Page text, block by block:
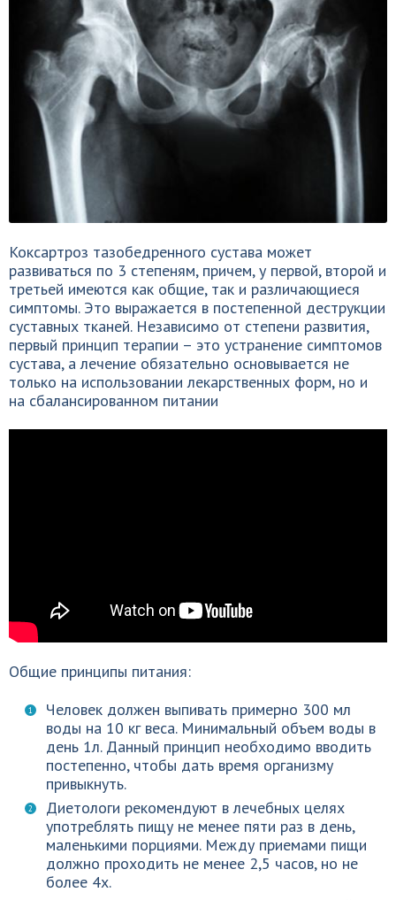
Коксартроз тазобедренного сустава может
развиваться по 3 степеням, причем, у первой, второй и
третьей имеются как общие, так и различающиеся
симптомы. Это выражается в постепенной деструкции
суставных тканей. Независимо от степени развития,
первый принцип терапии – это устранение симптомов
сустава, а лечение обязательно основывается не
только на использовании лекарственных форм, но и
на сбалансированном питании
Общие принципы питания:
Человек должен выпивать примерно 300 мл
воды на 10 кг веса. Минимальный объем воды в
день 1л. Данный принцип необходимо вводить
постепенно, чтобы дать время организму
привыкнуть.
Диетологи рекомендуют в лечебных целях
употреблять пищу не менее пяти раз в день,
маленькими порциями. Между приемами пищи
должно проходить не менее 2,5 часов, но не
более 4х.